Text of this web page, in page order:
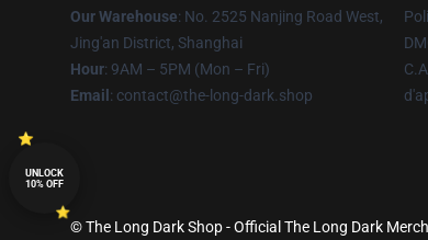
Our Warehouse: No. 2525 Nanjing Road West,
Jing'an District, Shanghai
Hour: 9AM – 5PM (Mon – Fri)
Email : contact@the-long-dark.shop
© The Long Dark Shop - Official The Long Dark
UNLOCK
10% OFF